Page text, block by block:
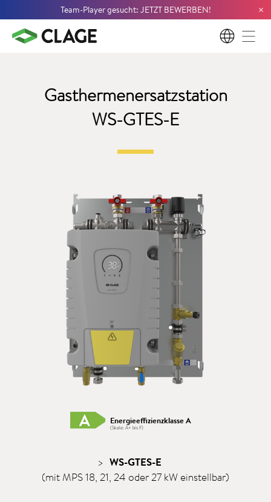
Team-Player gesucht: JETZT BEWERBEN! ×
DE
Gasthermenersatzstation
WS-GTES-E
Energieeffizienzklasse A
(Skala: A+ bis F)
WS-GTES-E
(mit MPS 18, 21, 24 oder 27 kW einstellbar)